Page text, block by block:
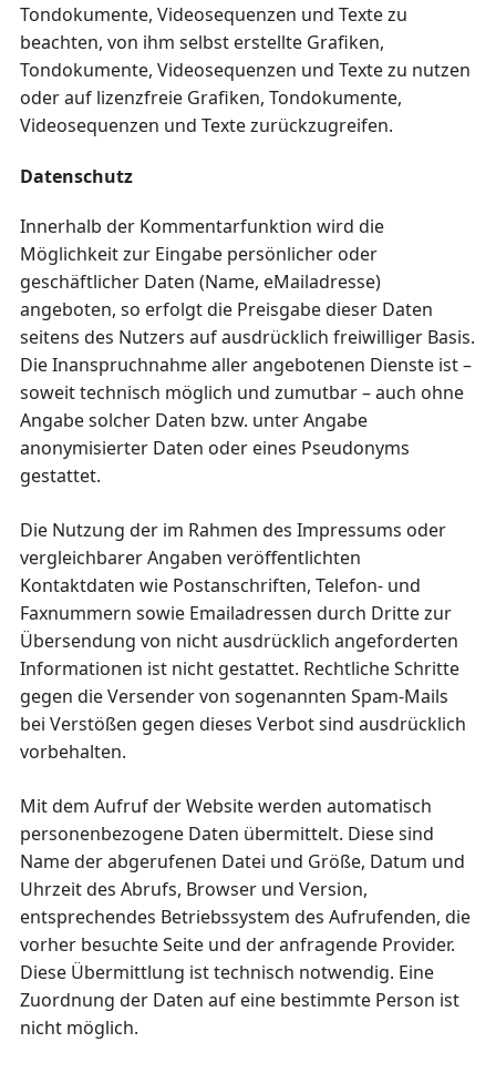
Tondokumente, Videosequenzen und Texte zu
beachten, von ihm selbst erstellte Grafiken,
Tondokumente, Videosequenzen und Texte zu nutzen
oder auf lizenzfreie Grafiken, Tondokumente,
Videosequenzen und Texte zurückzugreifen.
Datenschutz
Innerhalb der Kommentarfunktion wird die
Möglichkeit zur Eingabe persönlicher oder
geschäftlicher Daten (Name, eMailadresse)
angeboten, so erfolgt die Preisgabe dieser Daten
seitens des Nutzers auf ausdrücklich freiwilliger Basis.
Die Inanspruchnahme aller angebotenen Dienste ist –
soweit technisch möglich und zumutbar – auch ohne
Angabe solcher Daten bzw. unter Angabe
anonymisierter Daten oder eines Pseudonyms
gestattet.
Die Nutzung der im Rahmen des Impressums oder
vergleichbarer Angaben veröffentlichten
Kontaktdaten wie Postanschriften, Telefon- und
Faxnummern sowie Emailadressen durch Dritte zur
Übersendung von nicht ausdrücklich angeforderten
Informationen ist nicht gestattet. Rechtliche Schritte
gegen die Versender von sogenannten Spam-Mails
bei Verstößen gegen dieses Verbot sind ausdrücklich
vorbehalten.
Mit dem Aufruf der Website werden automatisch
personenbezogene Daten übermittelt. Diese sind
Name der abgerufenen Datei und Größe, Datum und
Uhrzeit des Abrufs, Browser und Version,
entsprechendes Betriebssystem des Aufrufenden, die
vorher besuchte Seite und der anfragende Provider.
Diese Übermittlung ist technisch notwendig. Eine
Zuordnung der Daten auf eine bestimmte Person ist
nicht möglich.